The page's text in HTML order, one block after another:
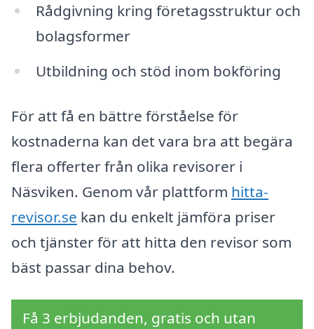
Rådgivning kring företagsstruktur och
bolagsformer
Utbildning och stöd inom bokföring
För att få en bättre förståelse för
kostnaderna kan det vara bra att begära
flera offerter från olika revisorer i
Näsviken. Genom vår plattform hitta-
revisor.se kan du enkelt jämföra priser
och tjänster för att hitta den revisor som
bäst passar dina behov.
Få 3 erbjudanden, gratis och utan